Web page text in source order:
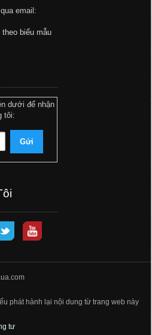
email:
biểu mẫu
dưới để nhận
tôi:
phát hành lại nội dung từ trang web này
tư